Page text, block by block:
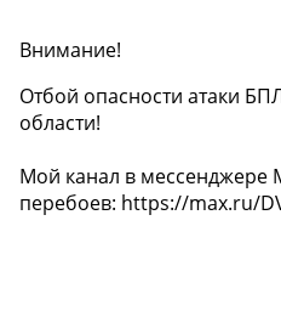
️Внимание!
Отбой опасности атаки
области!
Мой канал в мессенджере
перебоев: https://max.ru/